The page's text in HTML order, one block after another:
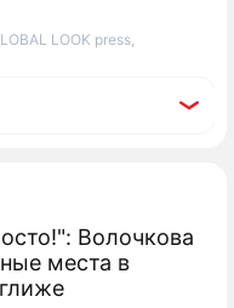
Волочкова
места в
LOOK press,